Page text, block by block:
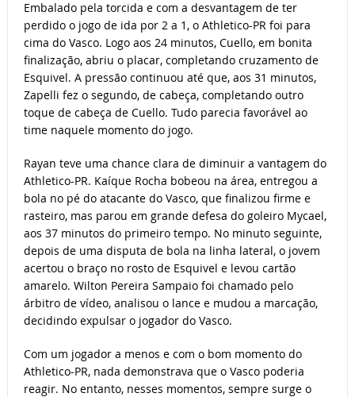
Embalado pela torcida e com a desvantagem de ter
perdido o jogo de ida por 2 a 1, o Athletico-PR foi para
cima do Vasco. Logo aos 24 minutos, Cuello, em bonita
finalização, abriu o placar, completando cruzamento de
Esquivel. A pressão continuou até que, aos 31 minutos,
Zapelli fez o segundo, de cabeça, completando outro
toque de cabeça de Cuello. Tudo parecia favorável ao
time naquele momento do jogo.
Rayan teve uma chance clara de diminuir a vantagem do
Athletico-PR. Kaíque Rocha bobeou na área, entregou a
bola no pé do atacante do Vasco, que finalizou firme e
rasteiro, mas parou em grande defesa do goleiro Mycael,
aos 37 minutos do primeiro tempo. No minuto seguinte,
depois de uma disputa de bola na linha lateral, o jovem
acertou o braço no rosto de Esquivel e levou cartão
amarelo. Wilton Pereira Sampaio foi chamado pelo
árbitro de vídeo, analisou o lance e mudou a marcação,
decidindo expulsar o jogador do Vasco.
Com um jogador a menos e com o bom momento do
Athletico-PR, nada demonstrava que o Vasco poderia
reagir. No entanto, nesses momentos, sempre surge o